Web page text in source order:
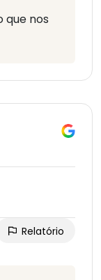
que nos
Relatório